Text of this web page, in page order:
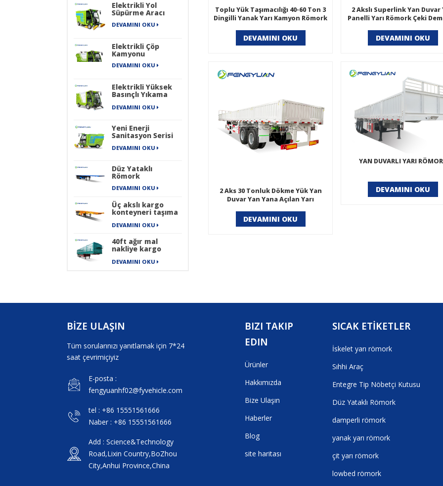
Elektrikli Yol
Süpürme Aracı
DEVAMINI OKU
Elektrikli Çöp
Kamyonu
DEVAMINI OKU
Elektrikli Yüksek
Basınçlı Yıkama
DEVAMINI OKU
Yeni Enerji
Sanitasyon Serisi
Dört Tekerlekli Saf
Elektrikli
Süpürme Makinesi
DEVAMINI OKU
Düz Yataklı
Römork
DEVAMINI OKU
Üç akslı kargo
konteyneri taşıma
iskeleti yarı
römork
DEVAMINI OKU
40ft ağır mal
nakliye kargo
römork
DEVAMINI OKU
Toplu Yük Taşımacılığı 40-60 Ton 3
Dingilli Yanak Yarı Kamyon Römork
DEVAMINI OKU
2 Akslı Superlink Yan Duvar
Panelli Yarı Römork Çeki
DEVAMINI OKU
2 Aks 30 Tonluk Dökme Yük Yan
Duvar Yan Yana Açılan Yarı
DEVAMINI OKU
YAN DUVARLI YARI
DEVAMINI OKU
BİZE ULAŞIN
Tüm sorularınızı yanıtlamak için 7*24
saat çevrimiçiyiz
E-posta :
fengyuanhf02@fyvehicle.com
tel : +86 15551561666
Naber : +86 15551561666
Add : Science&Technology
Road,Lixin Country,BoZhou
City,Anhui Province,China
BIZI TAKIP
EDIN
Ürünler
Hakkımızda
Bize Ulaşın
Haberler
Blog
site haritası
SICAK ETİKETLER
İskelet yarı römork
Sıhhi Araç
Entegre Tip Nöbetçi Kutusu
Düz Yataklı Römork
damperli römork
yanak yarı römork
çit yarı römork
lowbed römork